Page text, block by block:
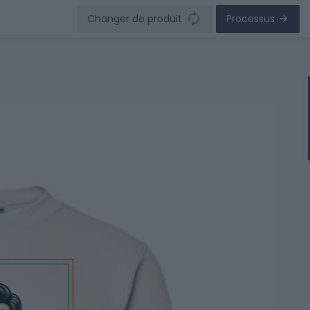
Changer de produit Processus